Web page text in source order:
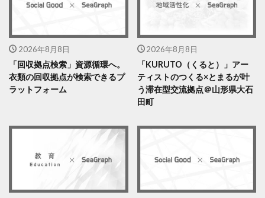
2026年8月8日
「回収拠点検索」資源循環へ。
衣類の回収拠点が検索できるプ
ラットフォーム
2026年8月8日
「KURUTO（くると）」アー
ティストのつくる×とまるが叶
う滞在型交流拠点＠山形県大石
田町